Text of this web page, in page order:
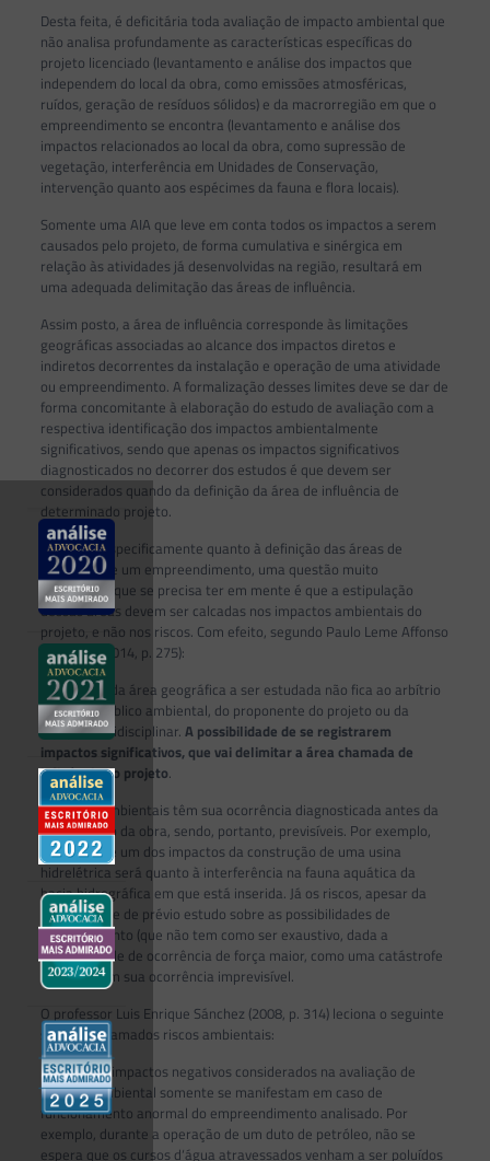
Desta feita, é deficitária toda avaliação de impacto ambiental que
não analisa profundamente as características específicas do
projeto licenciado (levantamento e análise dos impactos que
independem do local da obra, como emissões atmosféricas,
ruídos, geração de resíduos sólidos) e da macrorregião em que o
empreendimento se encontra (levantamento e análise dos
impactos relacionados ao local da obra, como supressão de
vegetação, interferência em Unidades de Conservação,
intervenção quanto aos espécimes da fauna e flora locais).
Somente uma AIA que leve em conta todos os impactos a serem
causados pelo projeto, de forma cumulativa e sinérgica em
relação às atividades já desenvolvidas na região, resultará em
uma adequada delimitação das áreas de influência.
Assim posto, a área de influência corresponde às limitações
geográficas associadas ao alcance dos impactos diretos e
indiretos decorrentes da instalação e operação de uma atividade
ou empreendimento. A formalização desses limites deve se dar de
forma concomitante à elaboração do estudo de avaliação com a
respectiva identificação dos impactos ambientalmente
significativos, sendo que apenas os impactos significativos
diagnosticados no decorrer dos estudos é que devem ser
considerados quando da definição da área de influência de
determinado projeto.
Destarte, especificamente quanto à definição das áreas de
influência de um empreendimento, uma questão muito
importante que se precisa ter em mente é que a estipulação
dessas áreas devem ser calcadas nos impactos ambientais do
projeto, e não nos riscos. Com efeito, segundo Paulo Leme Affonso
Machado (2014, p. 275):
a definição da área geográfica a ser estudada não fica ao arbítrio
do órgão público ambiental, do proponente do projeto ou da
equipe multidisciplinar. A possibilidade de se registrarem
impactos significativos, que vai delimitar a área chamada de
influência do projeto.
Impactos ambientais têm sua ocorrência diagnosticada antes da
implantação da obra, sendo, portanto, previsíveis. Por exemplo,
sabe-se que um dos impactos da construção de uma usina
hidrelétrica será quanto à interferência na fauna aquática da
bacia hidrográfica em que está inserida. Já os riscos, apesar da
possibilidade de prévio estudo sobre as possibilidades de
acontecimento (que não tem como ser exaustivo, dada a
probabilidade de ocorrência de força maior, como uma catástrofe
natural), têm sua ocorrência imprevisível.
O professor Luis Enrique Sánchez (2008, p. 314) leciona o seguinte
sobre os chamados riscos ambientais:
Muitos dos impactos negativos considerados na avaliação de
impacto ambiental somente se manifestam em caso de
funcionamento anormal do empreendimento analisado. Por
exemplo, durante a operação de um duto de petróleo, não se
espera que os cursos d‘água atravessados venham a ser poluídos